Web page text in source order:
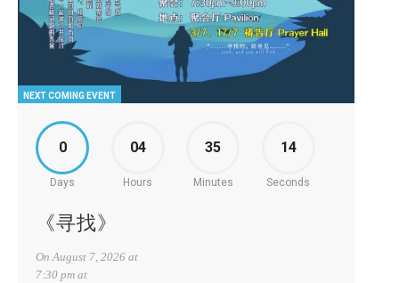
NEXT COMING EVENT
0
Days
04
Hours
35
Minutes
13
Seconds
《寻找》
On August 7, 2026 at
7:30 pm at